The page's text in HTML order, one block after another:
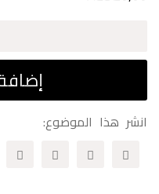
انشر هذا الموضوع: